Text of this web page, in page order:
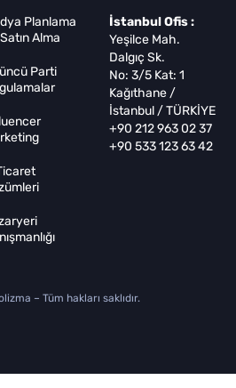
Planlama
Alma
Parti
İstanbul Ofis :
Yeşilce Mah.
Dalgıç Sk.
No: 3/5 Kat: 1
Kağıthane /
İstanbul / TÜRKİYE
+90 212 963 02 37
+90 533 123 63 42
– Tüm hakları saklıdır.